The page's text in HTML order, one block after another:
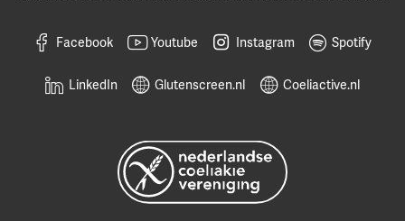
Facebook Youtube Instagram Spotify
LinkedIn Glutenscreen.nl Coeliactive.nl